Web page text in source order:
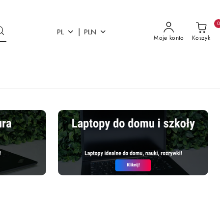
PL | PLN
Moje konto Koszyk
0